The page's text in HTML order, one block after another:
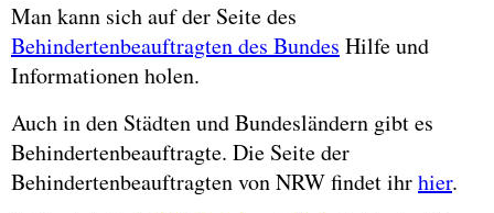
Man kann sich auf der Seite des
Behindertenbeauftragten des Bundes Hilfe und
Informationen holen.
Auch in den Städten und Bundesländern gibt es
Behindertenbeauftragte. Die Seite der
Behindertenbeauftragten von NRW findet ihrhier.